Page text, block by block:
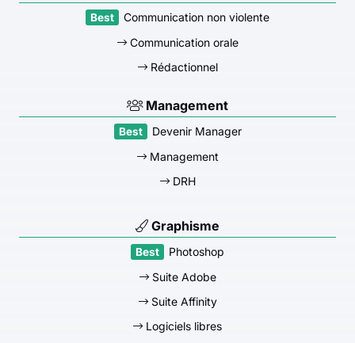
Communication non violente
Communication orale
Rédactionnel
Management
Devenir Manager
Management
DRH
Graphisme
Photoshop
Suite Adobe
Suite Affinity
Logiciels libres